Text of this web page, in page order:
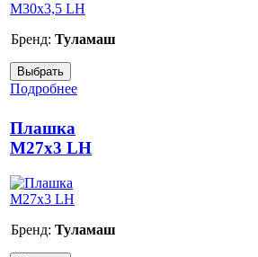
Бренд: Туламаш
Подробнее
Плашка
М27x3 LH
Бренд: Туламаш